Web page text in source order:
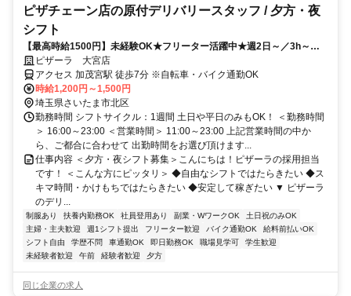
ピザチェーン店の原付デリバリースタッフ / 夕方・夜
シフト
【最高時給1500円】未経験OK★フリーター活躍中★週2日～／3h～☆
＜フリーWi-Fi有＞
ピザーラ 大宮店
アクセス 加茂宮駅 徒歩7分 ※自転車・バイク通勤OK
時給1,200円～1,500円
埼玉県さいたま市北区
勤務時間 シフトサイクル：1週間 土日や平日のみもOK！ ＜勤務時間
＞ 16:00～23:00 ＜営業時間＞ 11:00～23:00 上記営業時間の中か
ら、ご都合に合わせて 出勤時間をお選び頂けます...
仕事内容 ＜夕方・夜シフト募集＞こんにちは！ピザーラの採用担当
です！ ＜こんな方にピッタリ＞ ◆自由なシフトではたらきたい ◆ス
キマ時間・かけもちではたらきたい ◆安定して稼ぎたい ▼ ピザーラ
のデリ...
制服あり 扶養内勤務OK 社員登用あり 副業・WワークOK
土日祝のみOK
主婦・主夫歓迎
週1シフト提出 フリーター歓迎 バイク通勤OK
給料前払いOK
シフト自由
学歴不問 車通勤OK 即日勤務OK 職場見学可
学生歓迎
未経験者歓迎
午前 経験者歓迎 夕方
同じ企業の求人